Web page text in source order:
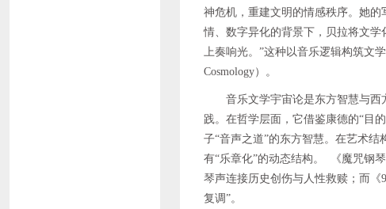
神危机，重建文明的情感秩序。她
情、数字异化的背景下，贝拉将文学
上奏响光。”这种以音乐逻辑构筑文
Cosmology）。
音乐文学宇宙论是东方智慧与西
践。在哲学层面，它借鉴康德的“目
子“音声之道”的东方智慧。在艺术
有“乐章化”的动态结构。 《魔咒钢
琴声连接历史创伤与人性救赎；而《
复调”。